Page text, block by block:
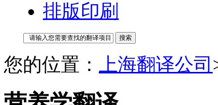
排版印刷
您的位置： 上海翻译公司